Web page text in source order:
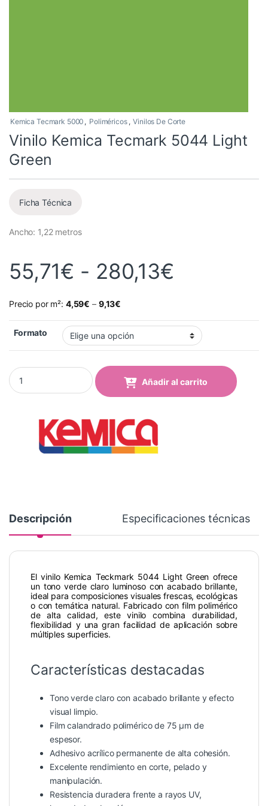
Kemica Tecmark 5000 , Poliméricos , Vinilos De Corte
Vinilo Kemica Tecmark 5044 Light
Green
Ficha Técnica
Ancho: 1,22 metros
55,71€ - 280,13€
Precio por m²: 4,59€ – 9,13€
Formato
Vinilo Kemica Tecmark 5044 Light Green quantity
Añadir al carrito
Descripción Especificaciones técnicas
El vinilo Kemica Teckmark 5044 Light Green ofrece
un tono verde claro luminoso con acabado brillante,
ideal para composiciones visuales frescas, ecológicas
o con temática natural. Fabricado con film polimérico
de alta calidad, este vinilo combina durabilidad,
flexibilidad y una gran facilidad de aplicación sobre
múltiples superficies.
Características destacadas
Tono verde claro con acabado brillante y efecto
visual limpio.
Film calandrado polimérico de 75 µm de
espesor.
Adhesivo acrílico permanente de alta cohesión.
Excelente rendimiento en corte, pelado y
manipulación.
Resistencia duradera frente a rayos UV,